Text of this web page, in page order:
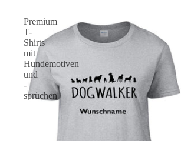
Premium
T-
Shirts
mit
Hundemotiven
und
-
sprüchen